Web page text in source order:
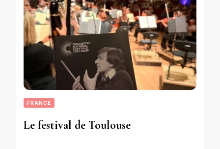
FRANCE
Le festival de Toulouse